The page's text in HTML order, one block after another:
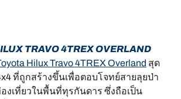
TRAVO 4TREX OVERLAND
Hilux Travo 4TREX Overland สุด
ที่ถูกสร้างขึ้นเพื่อตอบโจทย์สายลุยป่า
งเที่ยวในพื้นที่ทุรกันดาร ซึ่งถือเป็น